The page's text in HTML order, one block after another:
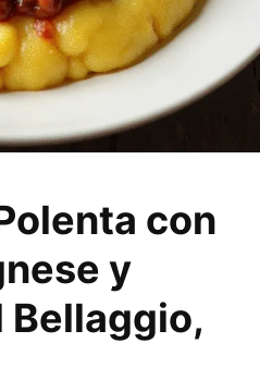
con
y
Bellaggio,